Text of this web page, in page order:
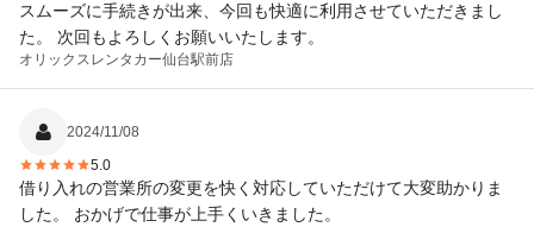
スムーズに手続きが出来、今回も快適に利用させていただきまし
た。 次回もよろしくお願いいたします。
オリックスレンタカー仙台駅前店
2024/11/08
5.0
借り入れの営業所の変更を快く対応していただけて大変助かりま
した。 おかげで仕事が上手くいきました。